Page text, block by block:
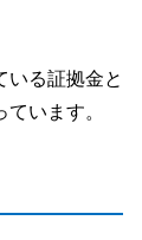
いる証拠金と
います。